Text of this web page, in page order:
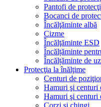
Pantofi de
Bocanci de
Încălţăminte albă
Cizme
Încălţăminte ESD
Încălțăminte
Încălțăminte de
Protecţia la înălţime
Centuri de
Hamuri şi centuri
Hamuri şi centuri
Corzi și chingi